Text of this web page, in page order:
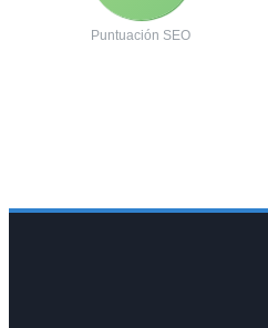
Puntuación SEO